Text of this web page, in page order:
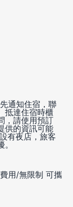
通知住宿，聯
抵達住宿時櫃
，請使用預訂
供的資訊可能
有夜店，旅客
用/無限制 可攜